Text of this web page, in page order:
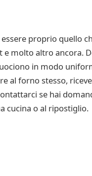
proprio quello
e molto altro ancora.
in modo
al forno stesso,
se hai
cucina o al ripostiglio.